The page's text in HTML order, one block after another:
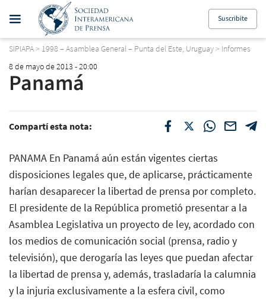
Suscribite
SIPIAPA> 1998 – Asamblea General – Punta del Este, Uruguay> Informes
8 de mayo de 2013 - 20:00
Panamá
Compartí esta nota:
PANAMA En Panamá aún están vigentes ciertas
disposiciones legales que, de aplicarse, prácticamente
harían desaparecer la libertad de prensa por completo.
El presidente de la República prometió presentar a la
Asamblea Legislativa un proyecto de ley, acordado con
los medios de comunicación social (prensa, radio y
televisión), que derogaría las leyes que puedan afectar
la libertad de prensa y, además, trasladaría la calumnia
y la injuria exclusivamente a la esfera civil, como